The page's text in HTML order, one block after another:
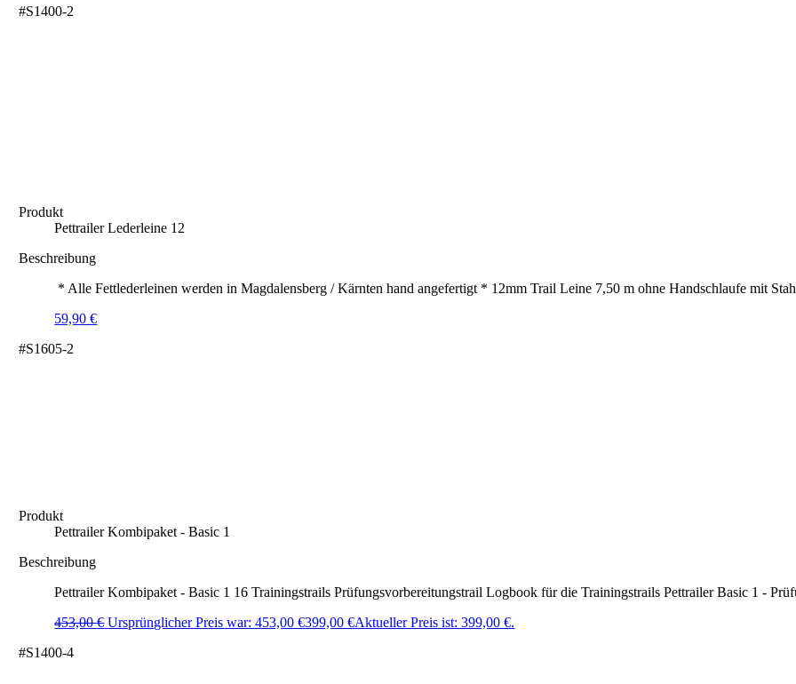
#S1400-2
Produkt
Pettrailer Lederleine 12
Beschreibung
* Alle Fettlederleinen werden in Magdalensberg / Kärnten hand angefertigt * 12mm Trail Leine 7,50 m ohne Handschlaufe mit
59,90€
#S1605-2
Produkt
Pettrailer Kombipaket - Basic 1
Beschreibung
Pettrailer Kombipaket - Basic 1 16 Trainingstrails Prüfungsvorbereitungstrail Logbook für die Trainingstrails Pettrailer Basic 1 -
453,00€ Ursprünglicher Preis war: 453,00 €399,00€Aktueller Preis ist: 399,00 €.
#S1400-4